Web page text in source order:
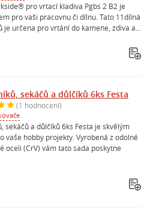
pro vrtací kladiva Pgbs 2 B2 je
pro vaši pracovnu či dílnu. Tato 11dílná
je určena pro vrtání do kamene, zdiva a...
sekáčů a důlčíků 6ks Festa
(1 hodnocení)
sekáčů a důlčíků 6ks Festa je skvělým
vaše hobby projekty. Vyrobená z odolné
oceli (CrV) vám tato sada poskytne